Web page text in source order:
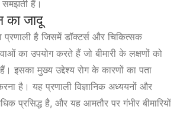
हैं।
का जादू
प्रणाली है जिसमें डॉक्टर्स और चिकित्सक
का उपयोग करते हैं जो बीमारी के लक्षणों को
इसका मुख्य उद्देश्य रोग के कारणों का पता
है। यह प्रणाली विज्ञानिक अध्ययनों और
प्रसिद्ध है, और यह आमतौर पर गंभीर बीमारियों